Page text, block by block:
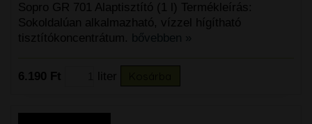
Sopro GR 701 Alaptisztító (1 l) Termékleírás:
Sokoldalúan alkalmazható, vízzel hígítható
tisztítókoncentrátum.
bővebben »
6.190 Ft liter